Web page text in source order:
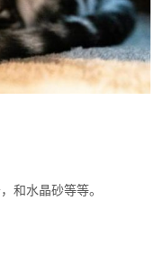
和水晶砂等等。